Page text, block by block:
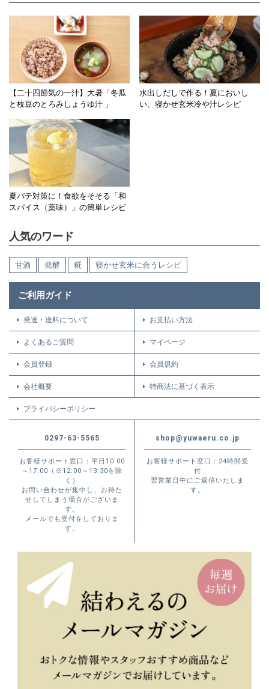
【二十四節気の一汁】大暑「冬瓜
と枝豆のとろみしょうゆ汁 」
水出しだしで作る！夏においし
い、寝かせ玄米冷や汁レシピ
夏バテ対策に！食欲をそそる「和
スパイス（薬味）」の簡単レシピ
人気のワード
甘酒 発酵 糀 寝かせ玄米に合うレシピ
ご利用ガイド
発送・送料について お支払い方法
よくあるご質問 マイページ
会員登録 会員規約
会社概要 特商法に基づく表示
プライバシーポリシー
0297-63-5565
お客様サポート窓口：平日10:00
～17:00（※12:00～13:30を除
く）
お問い合わせが集中し、お待た
せしてしまう場合がございま
す。
メールでも受付をしておりま
す。
shop@yuwaeru.co.jp
お客様サポート窓口：24時間受
付
翌営業日中にご返信いたしま
す。